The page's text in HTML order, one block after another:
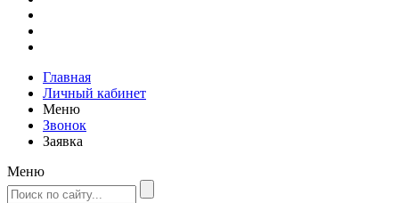
Главная
Личный кабинет
Меню
Звонок
Заявка
Меню